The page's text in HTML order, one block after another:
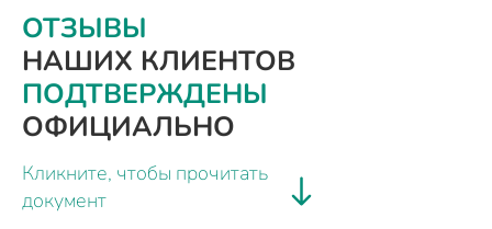
ОТЗЫВЫ
НАШИХ КЛИЕНТОВ
ПОДТВЕРЖДЕНЫ
ОФИЦИАЛЬНО
Кликните, чтобы прочитать
документ